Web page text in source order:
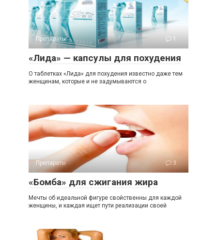
Препараты 1
«Лида» — капсулы для похудения
О таблетках «Лида» для похудения известно даже тем
женщинам, которые и не задумываются о
Препараты 3
«Бомба» для сжигания жира
Мечты об идеальной фигуре свойственны для каждой
женщины, и каждая ищет пути реализации своей